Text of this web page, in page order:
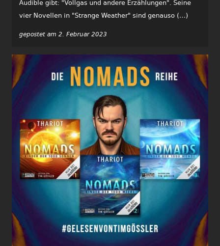
Audible gibt: "Vollgas und andere Erzählungen". Seine
vier Novellen in "Strange Weather" sind genauso (…)
gepostet am 2. Februar 2023